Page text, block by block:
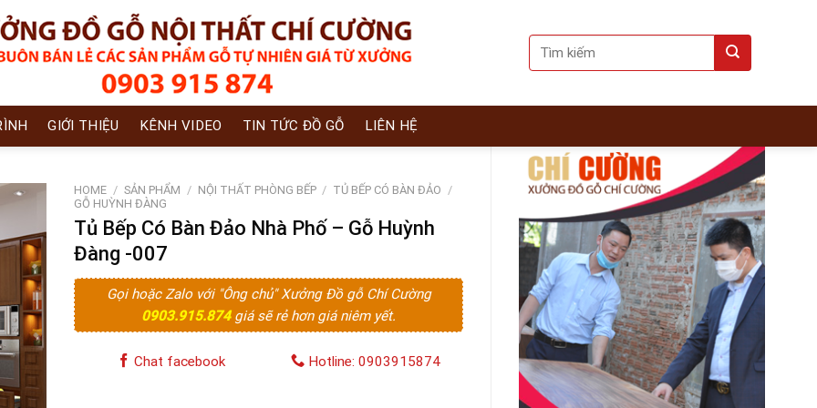
Search
for:
GIỚI THIỆU KÊNH VIDEO TIN TỨC ĐỒ GỖ LIÊN HỆ
HOME / SẢN PHẨM / NỘI THẤT PHÒNG BẾP / TỦ BẾP CÓ BÀN ĐẢO /
GỖ HUỲNH ĐÀNG
Tủ Bếp Có Bàn Đảo Nhà Phố – Gỗ Huỳnh
Đàng -007
Gọi hoặc Zalo với "Ông chủ" Xưởng Đồ gỗ Chí Cường
0903.915.874 giá sẽ rẻ hơn giá niêm yết.
Chat facebook Hotline: 0903915874